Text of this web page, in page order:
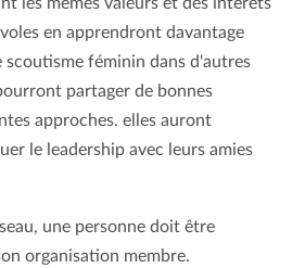
en apprendront davantage
scoutisme féminin dans d'autres
partager de bonnes
approches. elles auront
le leadership avec leurs amies
une personne doit être
organisation membre.